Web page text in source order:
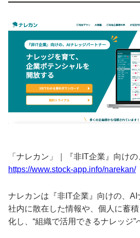
「ナレカン」｜『非IT企業』向け
https://www.stock-app.info/narekan/
ナレカンは『非IT企業』向けの、AI
社内に散在した情報や、個人に蓄
化し、“組織で活用できるナレッジ”